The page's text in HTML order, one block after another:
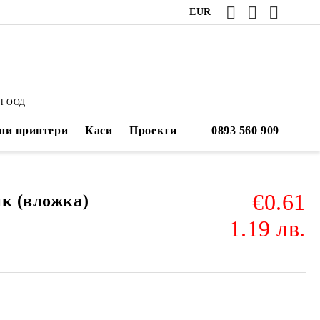
EUR
ООД
принтери Каси Проекти
(вложка)
€0.61
1.19 лв.